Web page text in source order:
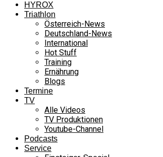
HYROX
Triathlon
Österreich-News
Deutschland-News
International
Hot Stuff
Training
Ernährung
Blogs
Termine
TV
Alle Videos
TV Produktionen
Youtube-Channel
Podcasts
Service